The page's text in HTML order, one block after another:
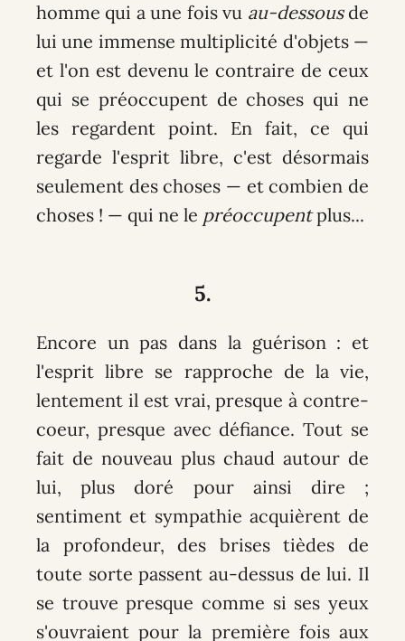
homme qui a une fois vu au-dessousde
lui une immense multiplicité d'objets —
et l'on est devenu le contraire de ceux
qui se préoccupent de choses qui ne
les regardent point. En fait, ce qui
regarde l'esprit libre, c'est désormais
seulement des choses — et combien de
choses ! — qui ne le préoccupentplus...
5.
Encore un pas dans la guérison : et
l'esprit libre se rapproche de la vie,
lentement il est vrai, presque à contre-
coeur, presque avec défiance. Tout se
fait de nouveau plus chaud autour de
lui, plus doré pour ainsi dire ;
sentiment et sympathie acquièrent de
la profondeur, des brises tièdes de
toute sorte passent au-dessus de lui. Il
se trouve presque comme si ses yeux
s'ouvraient pour la première fois aux